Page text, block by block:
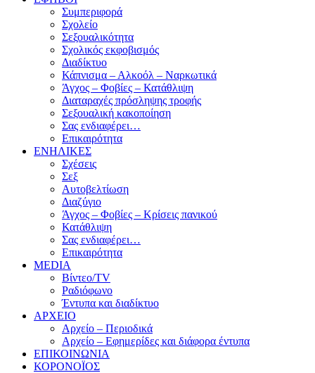
Συμπεριφορά
Σχολείο
Σεξουαλικότητα
Σχολικός εκφοβισμός
Διαδίκτυο
Κάπνισμα – Αλκοόλ – Ναρκωτικά
Άγχος – Φοβίες – Κατάθλιψη
Διαταραχές πρόσληψης τροφής
Σεξουαλική κακοποίηση
Σας ενδιαφέρει…
Επικαιρότητα
ΕΝΗΛΙΚΕΣ
Σχέσεις
Σεξ
Αυτοβελτίωση
Διαζύγιο
Άγχος – Φοβίες – Κρίσεις πανικού
Κατάθλιψη
Σας ενδιαφέρει…
Επικαιρότητα
MEDIA
Βίντεο/TV
Ραδιόφωνο
Έντυπα και διαδίκτυο
ΑΡΧΕΙΟ
Αρχείο – Περιοδικά
Αρχείο – Εφημερίδες και διάφορα έντυπα
ΕΠΙΚΟΙΝΩΝΙΑ
ΚΟΡΟΝΟΪΟΣ